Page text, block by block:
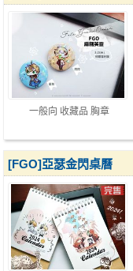
一般向 收藏品 胸章
[FGO]亞瑟金閃桌曆